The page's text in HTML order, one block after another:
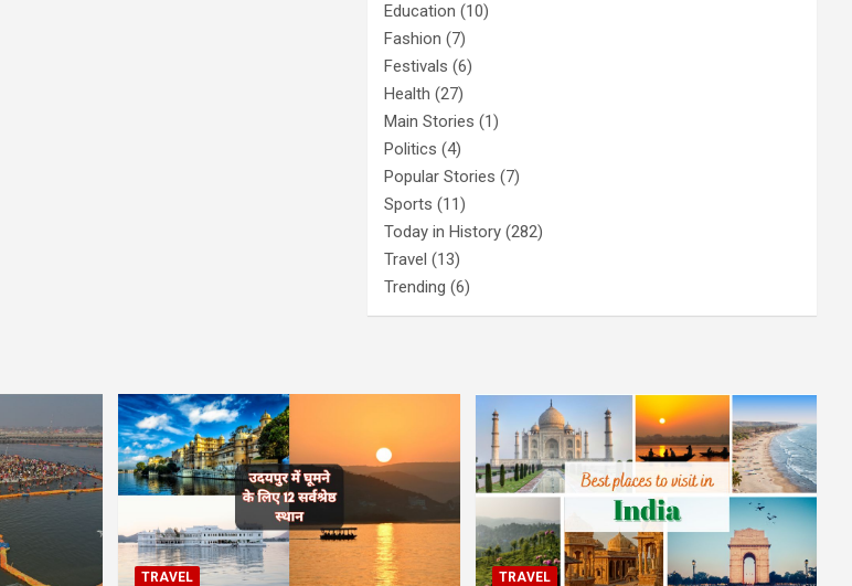
Education (10)
Fashion (7)
Festivals (6)
Health (27)
Main Stories (1)
Politics (4)
Popular Stories (7)
Sports (11)
Today in History (282)
Travel (13)
Trending (6)
TRAVEL TRAVEL